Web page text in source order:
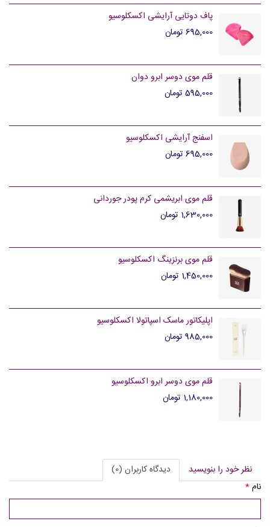
پاف دوتایی آرایشی اکسکلوسیو
695,000 تومان
قلم موی دوسر ابرو دوان
595,000 تومان
اسفنج آرایشی اکسکلوسیو
695,000 تومان
قلم موی ابریشمی کرم پودر جوردانی
1,630,000 تومان
قلم موی برنزینگ اکسکلوسیو
1,450,000 تومان
اپلیکاتور ماسک اسپاتولا اکسکلوسیو
985,000 تومان
قلم موی دوسر ابرو اکسکلوسیو
1,180,000 تومان
نظر خود را بنویسید
دیدگاه کاربران (0)
نام*